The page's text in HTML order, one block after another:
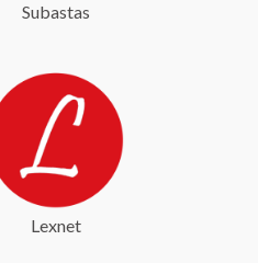
Subastas
Lexnet